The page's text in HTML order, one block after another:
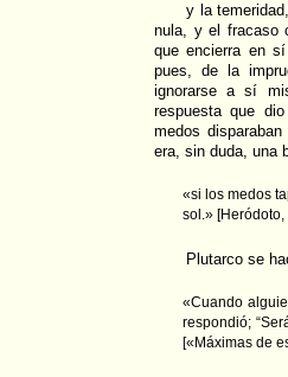
y la
nula, y el fracaso
que encierra en
pues, de la
ignorarse a sí
respuesta que
medos
era, sin duda, una
«si los medos
sol.» [Heródoto,
Plutarco se
«Cuando
respondió;
[«Máximas de